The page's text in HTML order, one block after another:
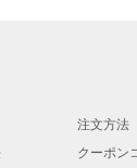
注文方法
クーポン